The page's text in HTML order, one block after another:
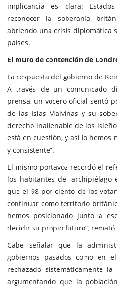
implicancia es clara:
reconocer la soberanía
abriendo una crisis diplomática
países.
El muro de contención de
La respuesta del gobierno de
A través de un comunicado
prensa, un vocero oficial sentó
de las Islas Malvinas y su
derecho inalienable de los
está en cuestión, y así lo hemos
y consistente”.
El mismo portavoz recordó el
los habitantes del archipiélago
que el 98 por ciento de los
continuar como territorio
hemos posicionado junto a
decidir su propio futuro”,
Cabe señalar que la
gobiernos pasados como en
rechazado sistemáticamente
argumentando que la